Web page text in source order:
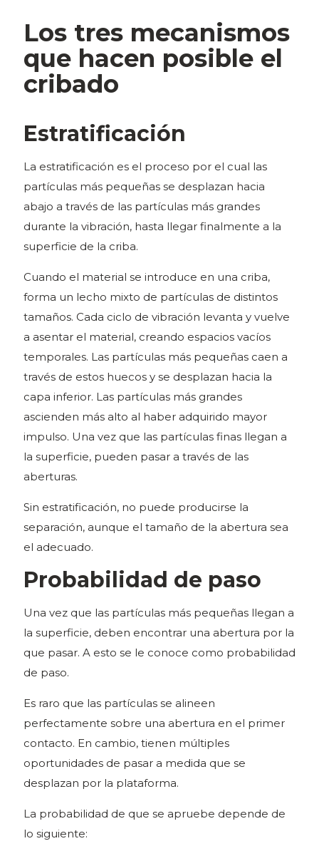
Los tres mecanismos
que hacen posible el
cribado
Estratificación
La estratificación es el proceso por el cual las
partículas más pequeñas se desplazan hacia
abajo a través de las partículas más grandes
durante la vibración, hasta llegar finalmente a la
superficie de la criba.
Cuando el material se introduce en una criba,
forma un lecho mixto de partículas de distintos
tamaños. Cada ciclo de vibración levanta y vuelve
a asentar el material, creando espacios vacíos
temporales. Las partículas más pequeñas caen a
través de estos huecos y se desplazan hacia la
capa inferior. Las partículas más grandes
ascienden más alto al haber adquirido mayor
impulso. Una vez que las partículas finas llegan a
la superficie, pueden pasar a través de las
aberturas.
Sin estratificación, no puede producirse la
separación, aunque el tamaño de la abertura sea
el adecuado.
Probabilidad de paso
Una vez que las partículas más pequeñas llegan a
la superficie, deben encontrar una abertura por la
que pasar. A esto se le conoce como probabilidad
de paso.
Es raro que las partículas se alineen
perfectamente sobre una abertura en el primer
contacto. En cambio, tienen múltiples
oportunidades de pasar a medida que se
desplazan por la plataforma.
La probabilidad de que se apruebe depende de
lo siguiente: